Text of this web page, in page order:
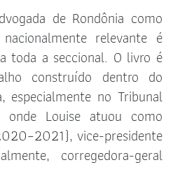
de Rondônia como
relevante é
toda a seccional. O livro é
construído dentro do
especialmente no Tribunal
Louise atuou como
vice-presidente
corregedora-geral